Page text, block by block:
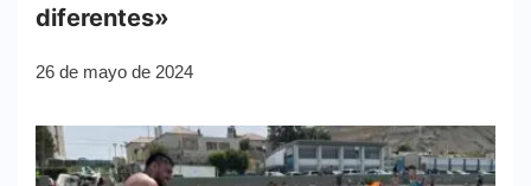
diferentes»
26 de mayo de 2024